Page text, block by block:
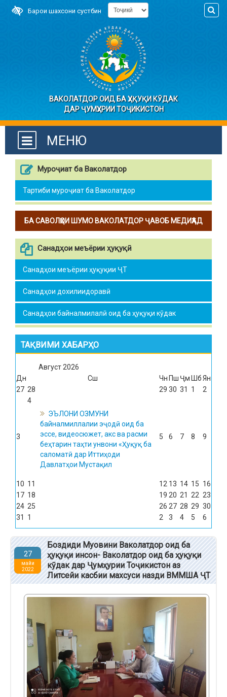
Барои шахсони сустбин
ВАКОЛАТДОР ОИД БА ҲУҚУҚИ КӮДАК
ДАР ҶУМҲУРИИ ТОҶИКИСТОН
МЕНЮ
Муроҷиат ба Ваколатдор
Тартиби муроҷиат ба Ваколатдор
БА САВОЛҲОИ ШУМО ВАКОЛАТДОР ҶАВОБ МЕДИҲАД
Санадҳои меъёрии ҳуқуқӣ
Санадҳои меъёрии ҳуқуқии ҶТ
Санадҳои дохилиидоравӣ
Санадҳои байналмилалӣ оид ба ҳуқуқи кӯдак
ТАҚВИМИ ХАБАРҲО
Август2026
Дн
Сш Чн Пш Ҷм ШбЯн
27 28 29 30 31 1 2
3
4
ЭЪЛОНИ ОЗМУНИ
байналмиллалии эҷодӣ оид ба
эссе, видеосюжет, акс ва расми
беҳтарин таҳти унвони «Ҳуқуқ ба
саломатӣ дар Иттиҳоди
Давлатҳои Мустақил
5 6 7 8 9
10 11 12 13 14 15 16
17 18 19 20 21 22 23
24 25 26 27 28 29 30
31
1 2 3 4 5 6
27
майи
2022
Боздиди Муовини Ваколатдор оид ба
ҳуқуқи инсон- Ваколатдор оид ба ҳуқуқи
кӯдак дар Ҷумҳурии Тоҷикистон аз
Литсейи касбии махсуси назди ВММША ҶТ